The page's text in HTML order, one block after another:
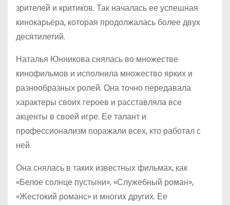
зрителей и критиков. Так началась ее успешная
кинокарьера, которая продолжалась более двух
десятилетий.
Наталья Юнникова снялась во множестве
кинофильмов и исполнила множество ярких и
разнообразных ролей. Она точно передавала
характеры своих героев и расставляла все
акценты в своей игре. Ее талант и
профессионализм поражали всех, кто работал с
ней.
Она снялась в таких известных фильмах, как
«Белое солнце пустыни», «Служебный роман»,
«Жестокий романс» и многих других. Ее